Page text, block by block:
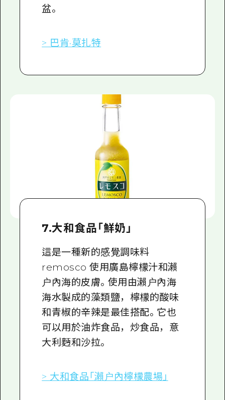
盆。
> 巴肯·莫扎特
7.大和食品「鮮奶」
這是一種新的感覺調味料
remosco 使用廣島檸檬汁和瀨
户內海的皮膚。使用由瀨户內海
海水製成的藻類鹽，檸檬的酸味
和青椒的辛辣是最佳搭配。它也
可以用於油炸食品，炒食品，意
大利麪和沙拉。
> 大和食品「瀨户內檸檬農場」